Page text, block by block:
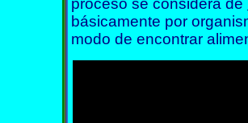
proceso se considera de
básicamente por
modo de encontrar